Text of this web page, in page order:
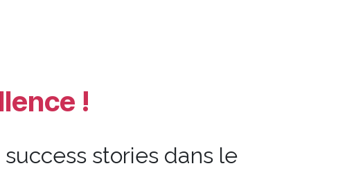
!
stories dans le